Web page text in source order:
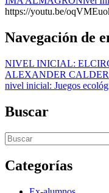
https://youtu.be/
Navegación de
NIVEL INICIAL:
ALEXANDER CALDER
nivel inicial: Juegos
Buscar
Categorías